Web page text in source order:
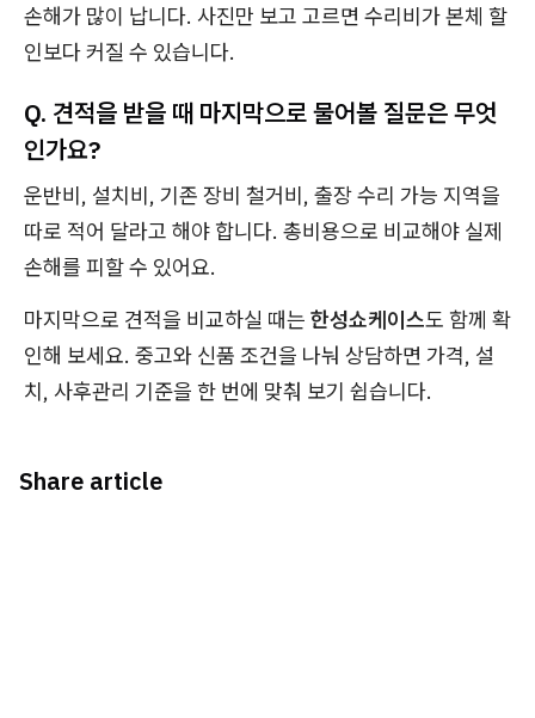
손해가 많이 납니다. 사진만 보고 고르면 수리비가 본체 할
인보다 커질 수 있습니다.
Q. 견적을 받을 때 마지막으로 물어볼 질문은 무엇
인가요?
운반비, 설치비, 기존 장비 철거비, 출장 수리 가능 지역을
따로 적어 달라고 해야 합니다. 총비용으로 비교해야 실제
손해를 피할 수 있어요.
마지막으로 견적을 비교하실 때는 한성쇼케이스도 함께 확
인해 보세요. 중고와 신품 조건을 나눠 상담하면 가격, 설
치, 사후관리 기준을 한 번에 맞춰 보기 쉽습니다.
Share article